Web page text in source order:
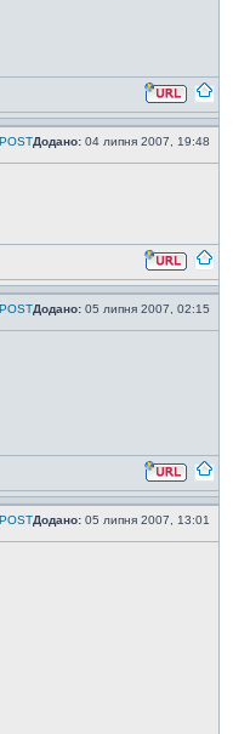
Додано: 04 липня 2007, 19:48
Додано: 05 липня 2007, 02:15
Додано: 05 липня 2007, 13:01